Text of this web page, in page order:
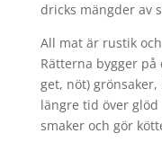
dricks mängder av
All mat är rustik
Rätterna bygger
get, nöt)
längre tid över
smaker och gör